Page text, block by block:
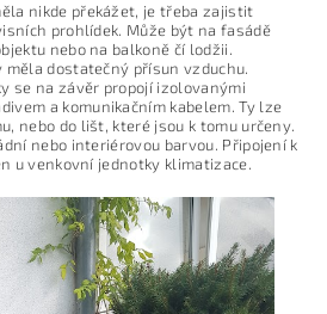
nikde překážet, je třeba zajistit
prohlídek. Může být na fasádě
nebo na balkoně čí lodžii.
měla dostatečný přísun vzduchu.
se na závěr propojí izolovanými
a komunikačním kabelem. Ty lze
nebo do lišt, které jsou k tomu určeny.
nebo interiérovou barvou. Připojení k
u venkovní jednotky klimatizace.